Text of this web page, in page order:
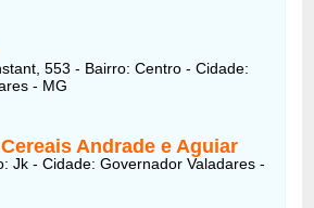
553 - Bairro: Centro - Cidade:
- MG
Andrade e Aguiar
Jk - Cidade: Governador Valadares -